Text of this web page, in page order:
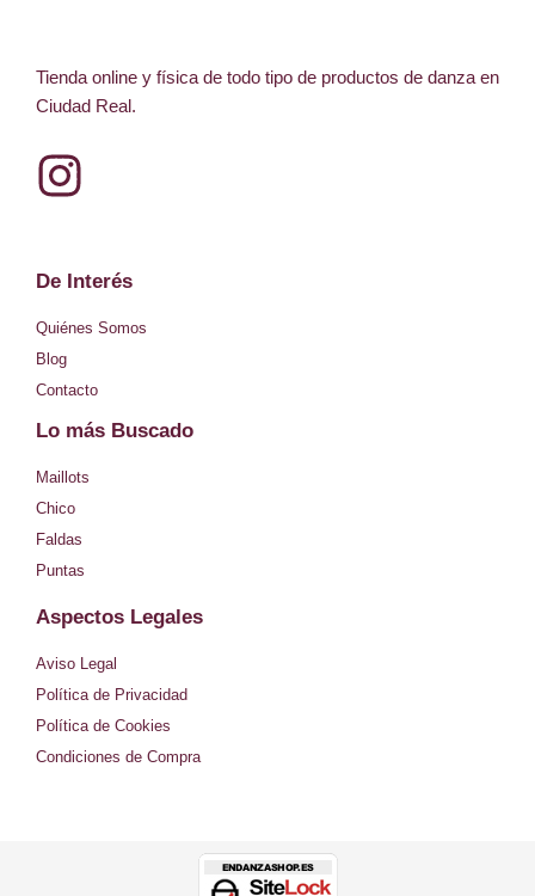
Tienda online y física de todo tipo de productos de danza en
Ciudad Real.
I
s
t
a
g
r
a
m
De Interés
Quiénes Somos
Blog
Contacto
Lo más Buscado
Maillots
Chico
Faldas
Puntas
Aspectos Legales
Aviso Legal
Política de Privacidad
Política de Cookies
Condiciones de Compra